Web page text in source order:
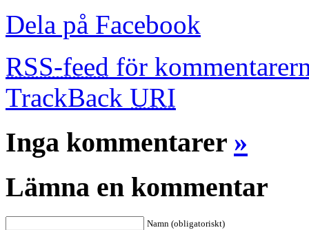
Dela på Facebook
RSS-feed för
TrackBack URI
Inga kommentarer »
Lämna en kommentar
Namn (obligatoriskt)